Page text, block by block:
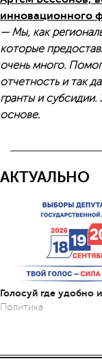
инновационного
— Мы, как
которые
очень много.
отчетность и так
гранты и
основе.
АКТУАЛЬНО
Голосуй где удобно
Политика